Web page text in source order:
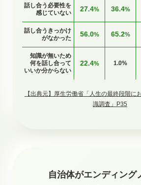
話し合う必要性を
感じていない
27.4% 36.4%
話し合うきっかけ
がなかった
56.0% 65.2%
知識が無いため
何を話し合って
いいか分からない
22.4% 1.0%
【出典元】厚生労働省「人生の最終段階に
識調査」P35
自治体がエンディング